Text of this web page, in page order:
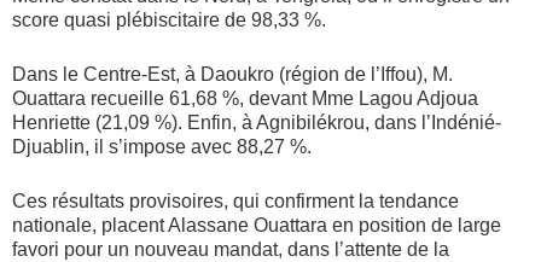
score quasi plébiscitaire de 98,33 %.
Dans le Centre-Est, à Daoukro (région de l’Iffou), M.
Ouattara recueille 61,68 %, devant Mme Lagou Adjoua
Henriette (21,09 %). Enfin, à Agnibilékrou, dans l’Indénié-
Djuablin, il s’impose avec 88,27 %.
Ces résultats provisoires, qui confirment la tendance
nationale, placent Alassane Ouattara en position de large
favori pour un nouveau mandat, dans l’attente de la